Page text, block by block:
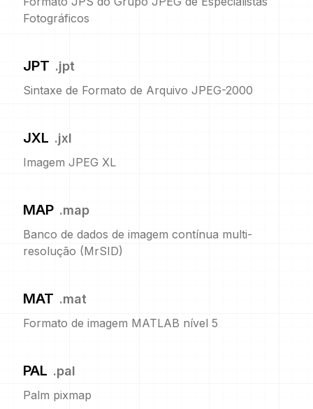
Fotográficos
JPT .jpt
Sintaxe de Formato de Arquivo JPEG-2000
JXL .jxl
Imagem JPEG XL
MAP .map
Banco de dados de imagem contínua multi-
resolução (MrSID)
MAT .mat
Formato de imagem MATLAB nível 5
PAL .pal
Palm pixmap